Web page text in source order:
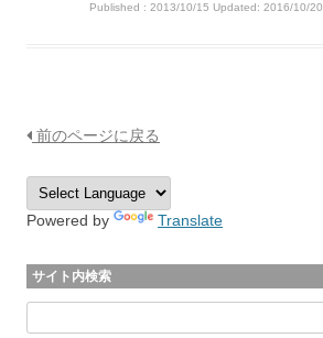
Published : 2013/10/15 Updated: 2016/10/20
前のページに戻る
Powered by Translate
サイト内検索